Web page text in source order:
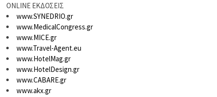
ONLINE ΕΚΔΟΣΕΙΣ
www.SYNEDRIO.gr
www.MedicalCongress.gr
www.MICE.gr
www.Travel-Agent.eu
www.HotelMag.gr
www.HotelDesign.gr
www.CABARE.gr
www.akx.gr